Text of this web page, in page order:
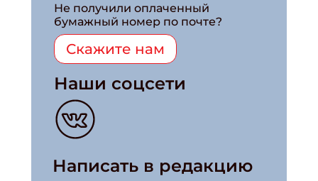
Не получили оплаченный
бумажный номер по почте?
Скажите нам
Наши соцсети
Написать в редакцию